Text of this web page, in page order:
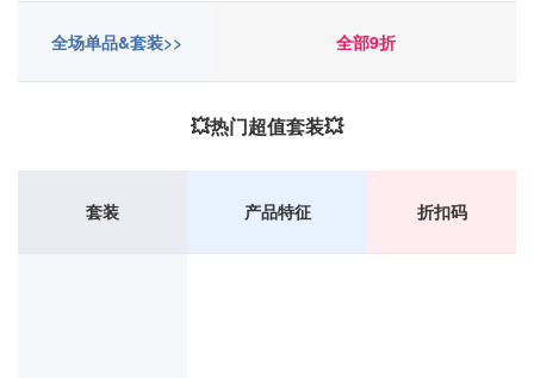
全场单品&套装>> 全部9折
💥热门超值套装💥
套装 产品特征 折扣码